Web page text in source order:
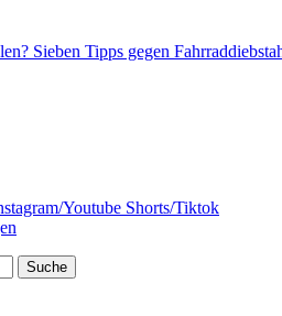
Sieben Tipps gegen
Youtube Shorts/Tiktok